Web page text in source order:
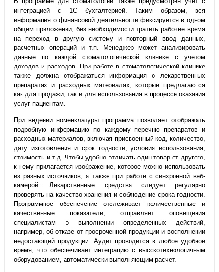
интеграцией с 1С бухгалтерией. Таким образом, вся
информация о финансовой деятельности фиксируется в одном
общем приложении, без необходимости тратить рабочее время
на переход в другую систему и повторный ввод данных,
расчетных операций и т.п. Менеджер может анализировать
данные по каждой стоматологической клинике с учетом
доходов и расходов. При работе в стоматологической клинике
также должна отображаться информация о лекарственных
препаратах и расходных материалах, которые предлагаются
как для продажи, так и для использования в процессе оказания
услуг пациентам.
При ведении номенклатуры программа позволяет отображать
подробную информацию по каждому перечню препаратов и
расходных материалов, включая присвоенный код, количество,
дату изготовления и срок годности, условия использования,
стоимость и т.д. Чтобы удобно отличать один товар от другого,
к нему прилагается изображение, которое можно использовать
из разных источников, а также при работе с синхронной веб-
камерой. Лекарственные средства следует регулярно
проверять на качество хранения и соблюдение срока годности.
Программное обеспечение отслеживает количественные и
качественные показатели, отправляет оповещения
специалистам о выполнении определенных действий,
например, об отказе от просроченной продукции и восполнении
недостающей продукции. Аудит проводится в любое удобное
время, что обеспечивает интеграцию с высокотехнологичным
оборудованием, автоматически выполняющим расчет.